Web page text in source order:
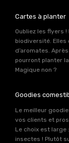
Cartes à planter
Oubliez les flyers !
biodiversité. Elles
d’aromates.
pourront planter
Magique non ?
Goodies
Le meilleur
vos clients et
Le choix est large :
insectes ! Plutôt